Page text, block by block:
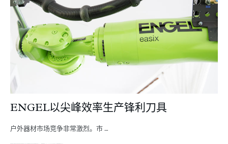
ENGEL以尖峰效率生产锋利刀具
户外器材市场竞争非常激烈。市 …